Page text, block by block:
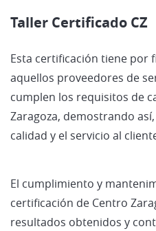
Taller Certificado CZ
Esta certificación tiene por
aquellos proveedores de
cumplen los requisitos de
Zaragoza, demostrando
calidad y el servicio al
El cumplimiento y
certificación de Centro
resultados obtenidos y